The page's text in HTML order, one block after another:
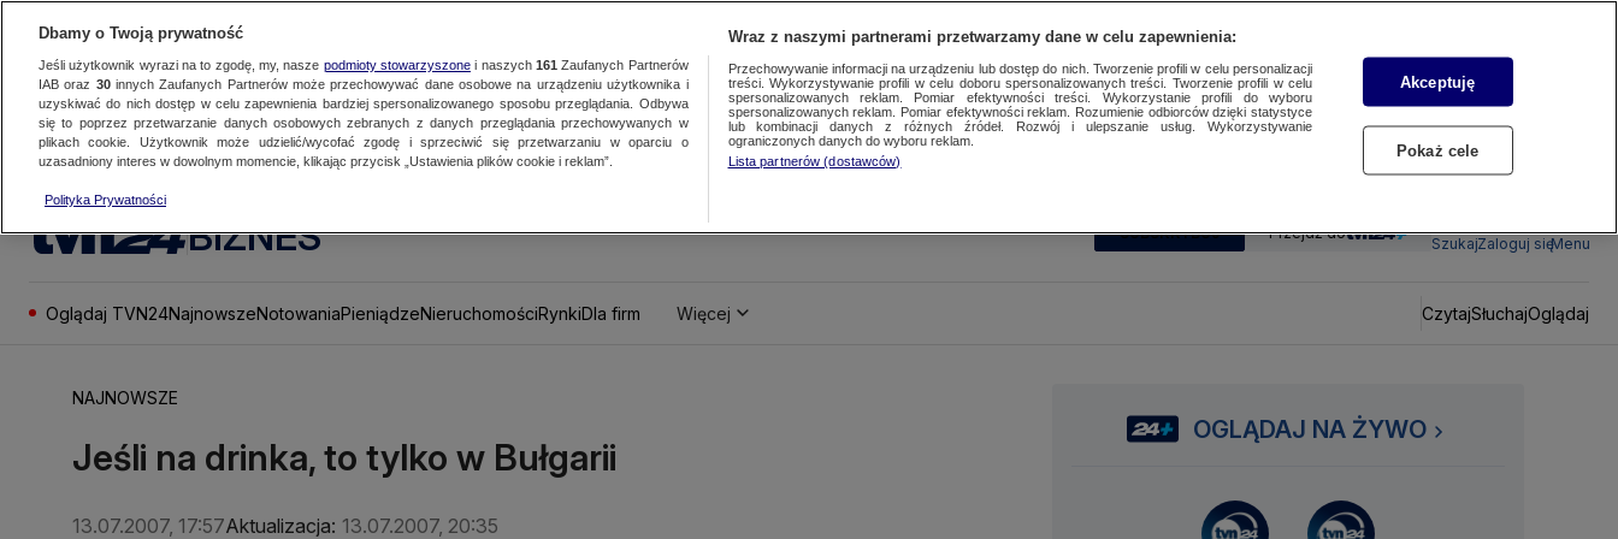
BIZNES SUBSKRYBUJ Przejdź do
SzukajZaloguj sięMenu
Oglądaj TVN24NajnowszeNotowaniaPieniądzeNieruchomościRynkiDla firm Więcej CzytajSłuchajOglądaj
NAJNOWSZE
Jeśli na drinka, to tylko w Bułgarii
13.07.2007, 17:57Aktualizacja: 13.07.2007, 20:35
OGLĄDAJ NA ŻYWO
Dbamy o Twoją prywatność
Jeśli użytkownik wyrazi na to zgodę, my, nasze podmioty stowarzyszonei naszych 161 Zaufanych Partnerów
IAB oraz 30innych Zaufanych Partnerów może przechowywać dane osobowe na urządzeniu użytkownika i
uzyskiwać do nich dostęp w celu zapewnienia bardziej spersonalizowanego sposobu przeglądania. Odbywa
się to poprzez przetwarzanie danych osobowych zebranych z danych przeglądania przechowywanych w
plikach cookie. Użytkownik może udzielić/wycofać zgodę i sprzeciwić się przetwarzaniu w oparciu o
uzasadniony interes w dowolnym momencie, klikając przycisk „Ustawienia plików cookie i reklam”.
Polityka Prywatności
Wraz z naszymi partnerami przetwarzamy dane w celu zapewnienia:
Przechowywanie informacji na urządzeniu lub dostęp do nich. Tworzenie profili w celu personalizacji
treści. Wykorzystywanie profili w celu doboru spersonalizowanych treści. Tworzenie profili w celu
spersonalizowanych reklam. Pomiar efektywności treści. Wykorzystanie profili do wyboru
spersonalizowanych reklam. Pomiar efektywności reklam. Rozumienie odbiorców dzięki statystyce
lub kombinacji danych z różnych źródeł. Rozwój i ulepszanie usług. Wykorzystywanie
ograniczonych danych do wyboru reklam.
Lista partnerów (dostawców)
Akceptuję
Pokaż cele